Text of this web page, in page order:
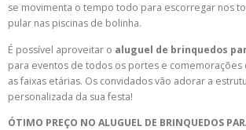
se movimenta o tempo todo para escorregar nos
pular nas piscinas de bolinha.
É possível aproveitar o aluguel de brinquedos
para eventos de todos os portes e comemorações
as faixas etárias. Os convidados vão adorar a
personalizada da sua festa!
ÓTIMO PREÇO NO ALUGUEL DE BRINQUEDOS